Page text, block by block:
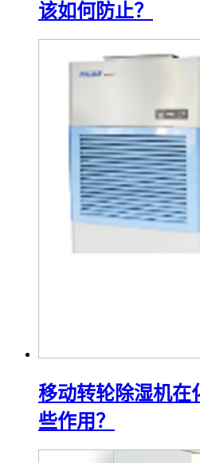
该如何防止？
移动转轮除湿机在
些作用？